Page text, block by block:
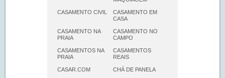
CASAMENTO CIVIL
CASAMENTO EM
CASA
CASAMENTO NA
PRAIA
CASAMENTO NO
CAMPO
CASAMENTOS NA
PRAIA
CASAMENTOS
REAIS
CASAR.COM CHÁ DE PANELA